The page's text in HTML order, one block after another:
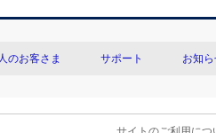
のお客さま サポート お知